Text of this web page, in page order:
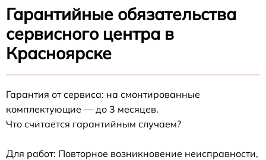
Гарантийные обязательства
сервисного центра в
Красноярске
Гарантия от сервиса: на смонтированные
комплектующие — до 3 месяцев.
Что считается гарантийным случаем?
Для работ: Повторное возникновение неисправности,